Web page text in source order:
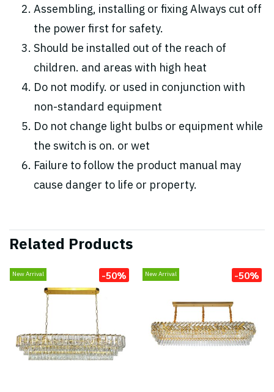
Assembling, installing or fixing Always cut off
the power first for safety.
Should be installed out of the reach of
children. and areas with high heat
Do not modify. or used in conjunction with
non-standard equipment
Do not change light bulbs or equipment while
the switch is on. or wet
Failure to follow the product manual may
cause danger to life or property.
Related Products
New Arrival -50% New Arrival -50%